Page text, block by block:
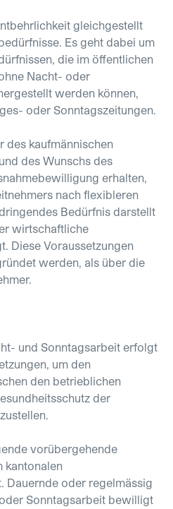
gleichgestellt
Es geht dabei um
die im öffentlichen
Nacht- oder
werden können,
oder Sonntagszeitungen.
des kaufmännischen
des Wunschs des
erhalten,
nach flexibleren
Bedürfnis darstellt
wirtschaftliche
Diese Voraussetzungen
werden, als über die
und Sonntagsarbeit erfolgt
um den
den betrieblichen
der
vorübergehende
kantonalen
Dauernde oder regelmässig
Sonntagsarbeit bewilligt